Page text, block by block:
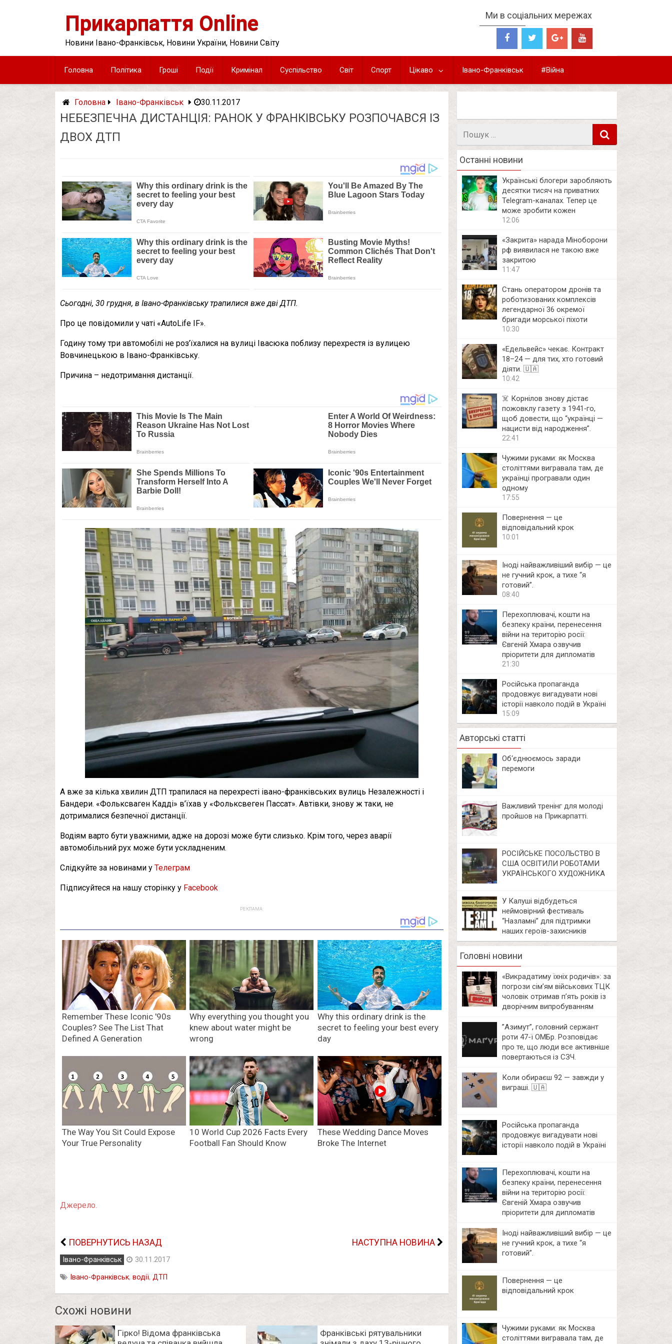
Прикарпаття Online
Новини Івано-Франківськ, Новини України, Новини Світу
Ми в соціальних мережах
Головна Політика Гроші Події Кримінал Суспільство Світ Спорт Цікаво Івано-Франківськ #Війна
Головна Івано-Франківськ 30.11.2017
НЕБЕЗПЕЧНА ДИСТАНЦІЯ: РАНОК У ФРАНКІВСЬКУ РОЗПОЧАВСЯ ІЗ
ДВОХ ДТП
Сьогодні, 30 грудня, в Івано-Франківську трапилися вже дві ДТП.
Про це повідомили у чаті «AutoLife IF».
Годину тому три автомобілі не роз’їхалися на вулиці Івасюка поблизу перехрестя із вулицею
Вовчинецькою в Івано-Франківську.
Причина – недотримання дистанції.
А вже за кілька хвилин ДТП трапилася на перехресті івано-франківських вулиць Незалежності і
Бандери. «Фольксваген Кадді» в’їхав у «Фольксвеген Пассат». Автівки, знову ж таки, не
дотрималися безпечної дистанції.
Водіям варто бути уважними, адже на дорозі може бути слизько. Крім того, через аварії
автомобільний рух може бути ускладненим.
Слідкуйте за новинами у Телеграм
Підписуйтеся на нашу сторінку у Facebook
РЕКЛАМА:
Джерело.
ПОВЕРНУТИСЬ НАЗАД НАСТУПНА НОВИНА
Івано-Франківськ 30.11.2017
Івано-Франківськ, водії, ДТП
Схожі новини
Гірко! Відома франківська
Франківські рятувальники
Останні новини
Українські блогери заробляють
десятки тисяч на приватних
Telegram-каналах. Тепер це
може зробити кожен
12:06
«Закрита» нарада Міноборони
рф виявилася не такою вже
закритою
11:47
Стань оператором дронів та
роботизованих комплексів
легендарної 36 окремої
бригади морської піхоти
10:30
«Едельвейс» чекає. Контракт
18–24 — для тих, хто готовий
діяти. 🇺🇦
10:42
☠️ Корнілов знову дістає
пожовклу газету з 1941‑го,
щоб довести, що “українці —
нацисти від народження”.
22:41
Чужими руками: як Москва
століттями вигравала там, де
українці програвали один
одному
17:55
Повернення — це
відповідальний крок
10:01
Іноді найважливіший вибір — це
не гучний крок, а тихе “я
готовий”.
08:40
Перехоплювачі, кошти на
безпеку країни, перенесення
війни на територію росії:
Євгеній Хмара озвучив
пріоритети для дипломатів
21:30
Російська пропаганда
продовжує вигадувати нові
історії навколо подій в Україні
15:09
Авторські статті
Об‘єднюємось заради
перемоги
Важливий тренінг для молоді
пройшов на Прикарпатті.
РОСІЙСЬКЕ ПОСОЛЬСТВО В
США ОСВІТИЛИ РОБОТАМИ
УКРАЇНСЬКОГО ХУДОЖНИКА
У Калуші відбудеться
неймовірний фестиваль
“Назламні” для підтримки
наших героїв-захисників
Головні новини
«Викрадатиму їхніх родичів»: за
погрози сім’ям військових ТЦК
чоловік отримав п’ять років із
дворічним випробуванням
⁨”Азимут”, головний сержант
роти 47-ї ОМБр. Розповідає
про те, що люди все активніше
повертаються із СЗЧ.
Коли обираєш 92 — завжди у
виграші. 🇺🇦
Російська пропаганда
продовжує вигадувати нові
історії навколо подій в Україні
Перехоплювачі, кошти на
безпеку країни, перенесення
війни на територію росії:
Євгеній Хмара озвучив
пріоритети для дипломатів
Іноді найважливіший вибір — це
не гучний крок, а тихе “я
готовий”.
Повернення — це
відповідальний крок
Чужими руками: як Москва
століттями вигравала там, де